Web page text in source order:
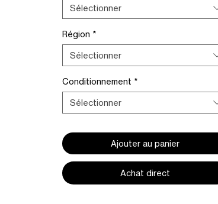
Sélectionner
Région *
Sélectionner
Conditionnement *
Sélectionner
Ajouter au panier
Achat direct